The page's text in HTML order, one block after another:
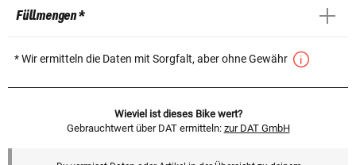
Füllmengen *
* Wir ermitteln die Daten mit Sorgfalt, aber ohne Gewähr
Wieviel ist dieses Bike wert?
Gebrauchtwert über DAT ermitteln: zur DAT GmbH